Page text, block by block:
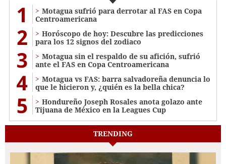
1
Motagua sufrió para derrotar al FAS en Copa
Centroamericana
2
Horóscopo de hoy: Descubre las predicciones
para los 12 signos del zodiaco
3
Motagua sin el respaldo de su afición, sufrió
ante el FAS en Copa Centroamericana
4
Motagua vs FAS: barra salvadoreña denuncia lo
que le hicieron y, ¿quién es la bella chica?
5
Hondureño Joseph Rosales anota golazo ante
Tijuana de México en la Leagues Cup
TRENDING